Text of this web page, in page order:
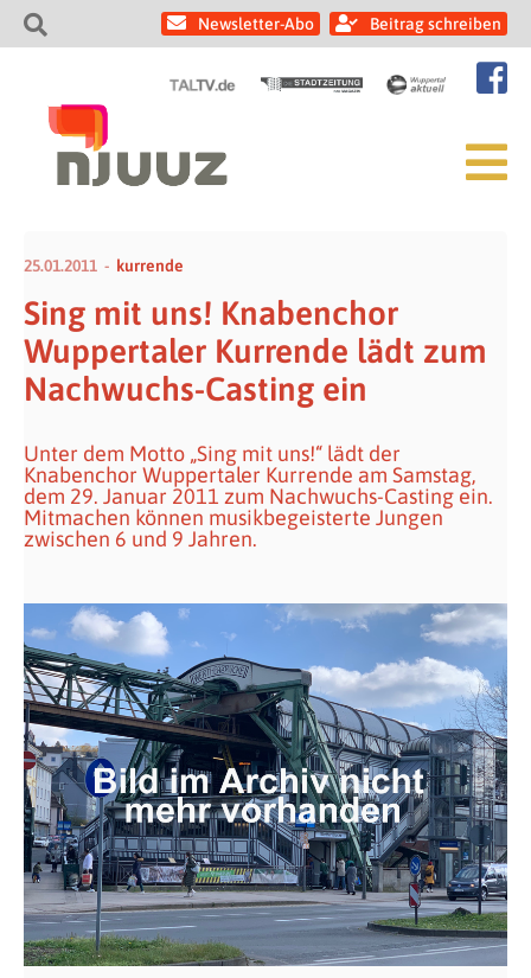
Newsletter-Abo Beitrag schreiben
25.01.2011 kurrende
Sing mit uns! Knabenchor
Wuppertaler Kurrende lädt zum
Nachwuchs-Casting ein
Unter dem Motto „Sing mit uns!“ lädt der
Knabenchor Wuppertaler Kurrende am Samstag,
dem 29. Januar 2011 zum Nachwuchs-Casting ein.
Mitmachen können musikbegeisterte Jungen
zwischen 6 und 9 Jahren.